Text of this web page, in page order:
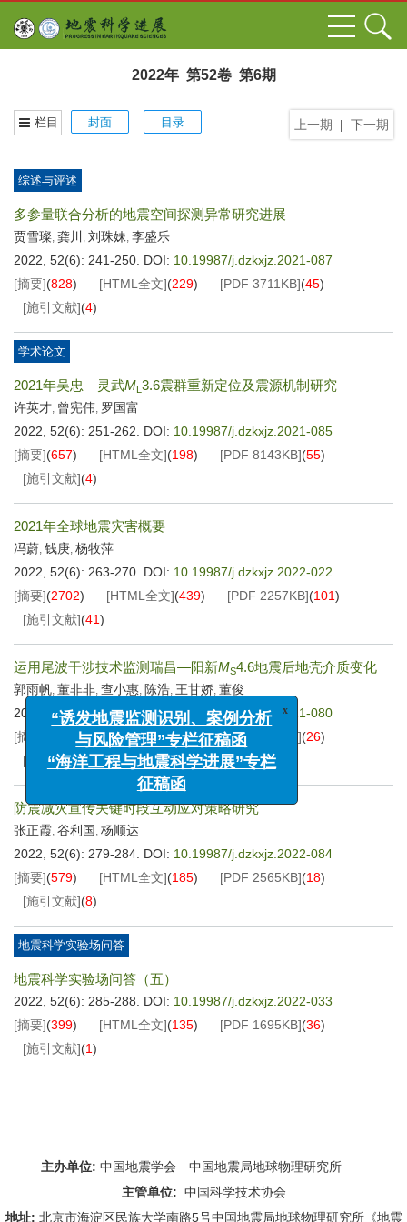
2022年 第52卷 第6期
上一期 | 下一期
栏目 封面 目录
综述与评述
多参量联合分析的地震空间探测异常研究进展
贾雪璨, 龚川 , 刘珠妹, 李盛乐
2022, 52(6): 241-250. DOI: 10.19987/j.dzkxjz.2021-087
[摘要](828) [HTML全文](229) [PDF 3711KB](45)
[施引文献](4)
学术论文
2021年吴忠—灵武ML 3.6震群重新定位及震源机制研究
许英才, 曾宪伟, 罗国富
2022, 52(6): 251-262.
DOI: 10.19987/j.dzkxjz.2021-085
[摘要](657) [HTML全文](198) [PDF 8143KB](55)
[施引文献](4)
2021年全球地震灾害概要
冯蔚, 钱庚, 杨牧萍
2022, 52(6): 263-270. DOI: 10.19987/j.dzkxjz.2022-022
[摘要](2702) [HTML全文](439) [PDF 2257KB](101)
[施引文献](41)
运用尾波干涉技术监测瑞昌—阳新MS4.6地震后地壳介质变化
郭雨帆, 董非非, 查小惠, 陈浩, 王甘娇, 董俊
2022, 52(6): 271-278. DOI:10.19987/j.dzkxjz.2021-080
[摘要]
[HTML全文](212) [PDF ](26)
[施引文献](2)
防震减灾宣传关键时段互动应对策略研究
张正霞, 谷利国 , 杨顺达
2022, 52(6): 279-284. DOI: 10.19987/j.dzkxjz.2022-084
[摘要](579) [HTML全文](185) [PDF 2565KB](18)
[施引文献](8)
地震科学实验场问答
地震科学实验场问答（五）
2022, 52(6): 285-288. DOI: 10.19987/j.dzkxjz.2022-033
[摘要](399) [HTML全文](135) [PDF 1695KB](36)
[施引文献](1)
主办单位: 中国地震学会 中国地震局地球物理研究所
主管单位: 中国科学技术协会
地址: 北京市海淀区民族大学南路5号中国地震局地球物理研究所《地震
x
“诱发地震监测识别、案例分析
与风险管理”专栏征稿函
“海洋工程与地震科学进展”专栏
征稿函